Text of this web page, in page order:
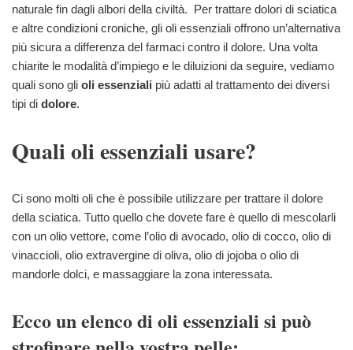
naturale fin dagli albori della civiltà. Per trattare dolori di sciatica
e altre condizioni croniche, gli oli essenziali offrono un’alternativa
più sicura a differenza del farmaci contro il dolore. Una volta
chiarite le modalità d’impiego e le diluizioni da seguire, vediamo
quali sono gli oli essenziali più adatti al trattamento dei diversi
tipi di dolore.
Quali oli essenziali usare?
Ci sono molti oli che è possibile utilizzare per trattare il dolore
della sciatica. Tutto quello che dovete fare è quello di mescolarli
con un olio vettore, come l’olio di avocado, olio di cocco, olio di
vinaccioli, olio extravergine di oliva, olio di jojoba o olio di
mandorle dolci, e massaggiare la zona interessata.
Ecco un elenco di oli essenziali si può